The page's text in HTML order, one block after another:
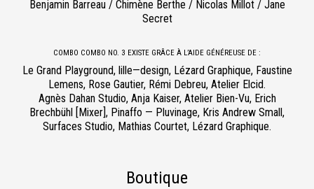
Benjamin Barreau / Chimène Berthe / Nicolas Millot / Jane
Secret
COMBO COMBO NO. 3 EXISTE GRÂCE À L’AIDE GÉNÉREUSE DE :
Le Grand Playground, lille—design, Lézard Graphique, Faustine
Lemens, Rose Gautier, Rémi Debreu, Atelier Elcid.
Agnès Dahan Studio, Anja Kaiser, Atelier Bien-Vu, Erich
Brechbühl [Mixer], Pinaffo — Pluvinage, Kris Andrew Small,
Surfaces Studio, Mathias Courtet, Lézard Graphique.
Boutique